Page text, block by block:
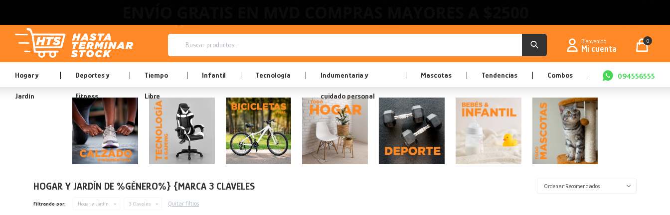
Hogar y
Jardín
Deportes y
Fitness
Tiempo
Libre
Infantil Tecnología Indumentaria y
cuidado personal
Mascotas Tendencias Combos 094556555
0
HOGAR Y JARDÍN DE %GÉNERO%} {MARCA 3 CLAVELES Recomendados
Filtrando por: Hogar y Jardín 3 Claveles Quitar filtros